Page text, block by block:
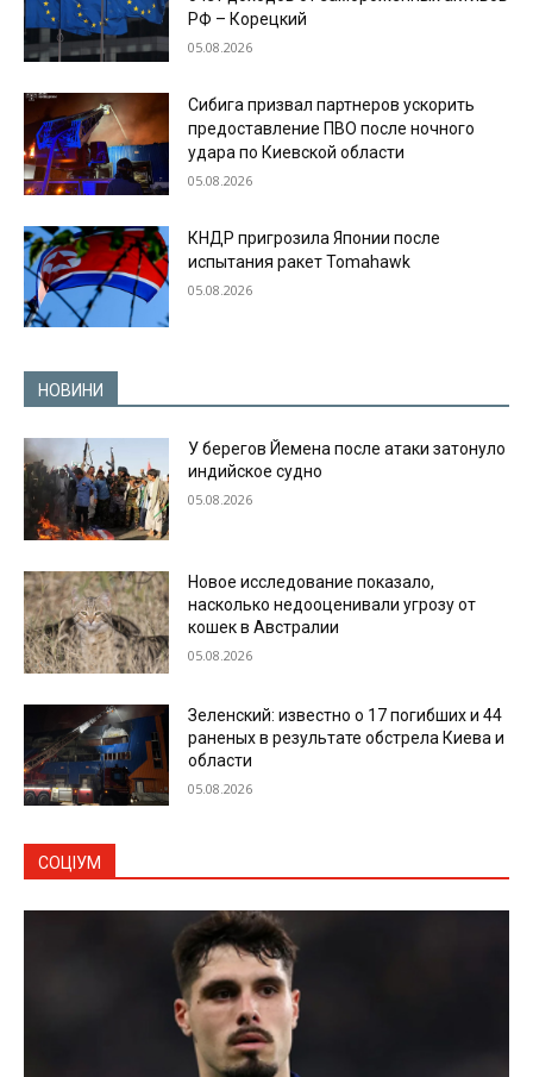
РФ – Корецкий
05.08.2026
Сибига призвал партнеров ускорить
предоставление ПВО после ночного
удара по Киевской области
05.08.2026
КНДР пригрозила Японии после
испытания ракет Tomahawk
05.08.2026
НОВИНИ
У берегов Йемена после атаки затонуло
индийское судно
05.08.2026
Новое исследование показало,
насколько недооценивали угрозу от
кошек в Австралии
05.08.2026
Зеленский: известно о 17 погибших и 44
раненых в результате обстрела Киева и
области
05.08.2026
СОЦІУМ